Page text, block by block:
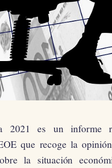
2021 es un informe
que recoge la
la situación